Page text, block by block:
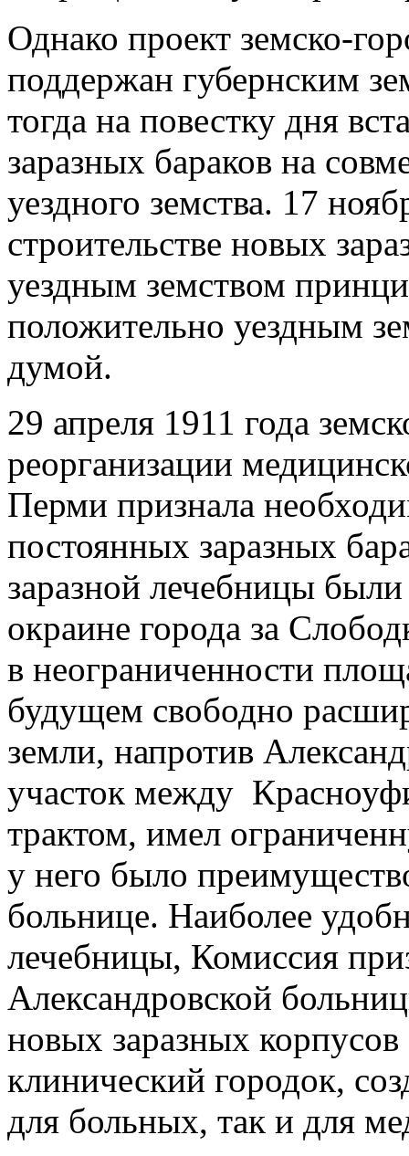
Однако проект земско-
поддержан губернским
тогда на повестку дня
заразных бараков на
уездного земства. 17
строительстве новых
уездным земством
положительно уездным
думой.
29 апреля 1911 года
реорганизации
Перми признала
постоянных заразных
заразной лечебницы
окраине города за
в неограниченности
будущем свободно
земли, напротив
участок между
трактом, имел
у него было
больнице. Наиболее
лечебницы, Комиссия
Александровской
новых заразных
клинический городок,
для больных, так и для